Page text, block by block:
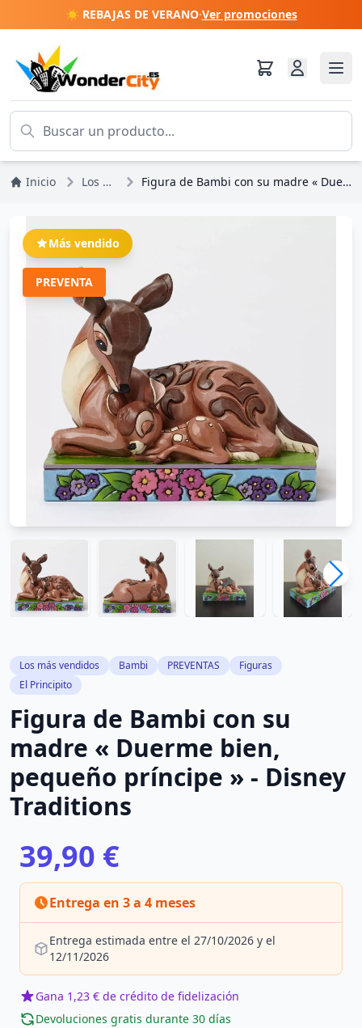
☀️ REBAJAS DE VERANO·Ver promociones
Inicio Los más vendidos Figura de Bambi con su madre « Duerme bien, pequeño príncipe » - Disney Traditions
Más vendido
PREVENTA
Los más vendidos Bambi PREVENTAS
Figuras
El Principito
Figura de Bambi con su
madre « Duerme bien,
pequeño príncipe » - Disney
Traditions
39,90 €
Entrega en 3 a 4 meses
Entrega estimada entre el 27/10/2026 y el
12/11/2026
Gana 1,23 € de crédito de fidelización
Devoluciones gratis durante 30 días